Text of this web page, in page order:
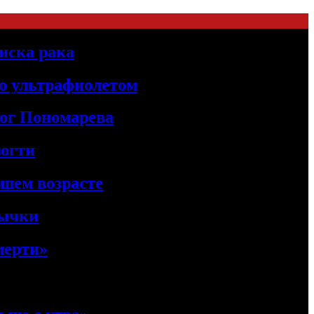
рака
ультрафиолетом
Пономарева
возрасте